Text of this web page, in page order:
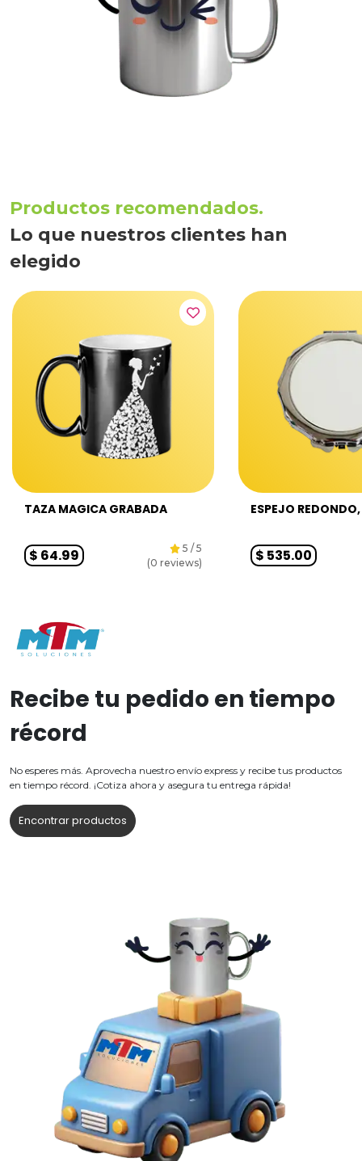
Productos recomendados.
Lo que nuestros clientes han
elegido
TAZA MAGICA GRABADA
$ 64.99 5 / 5
(0 reviews)
ESPEJO
$ 535.00
Recibe tu pedido en tiempo
récord
No esperes más. Aprovecha nuestro envío express y recibe tus productos
en tiempo récord. ¡Cotiza ahora y asegura tu entrega rápida!
Encontrar productos